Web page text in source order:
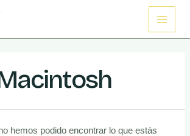
Main
Menu
hemos podido encontrar lo que estás